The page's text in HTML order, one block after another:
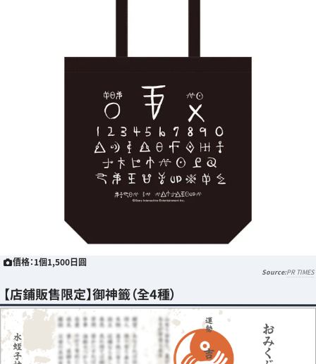
價格：1個1,500日圓
PR TIMES
【店鋪販售限定】御神籤（全4種）